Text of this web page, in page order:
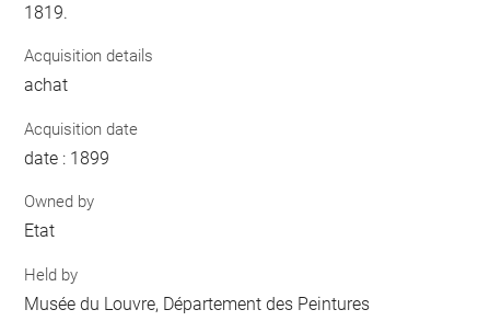
1819.
Acquisition details
achat
Acquisition date
date : 1899
Owned by
Etat
Held by
Musée du Louvre, Département des Peintures